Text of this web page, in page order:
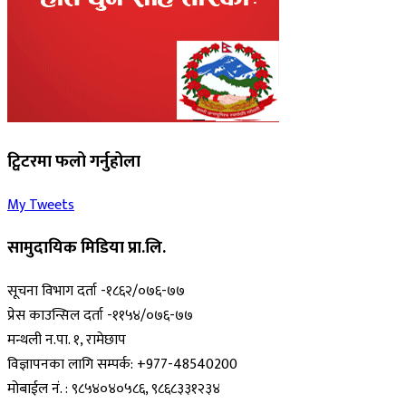
ट्विटरमा फलो गर्नुहोला
My Tweets
सामुदायिक मिडिया प्रा.लि.
सूचना विभाग दर्ता -१८६२/०७६-७७
प्रेस काउन्सिल दर्ता -११५४/०७६-७७
मन्थली न.पा. १, रामेछाप
विज्ञापनका लागि सम्पर्क: +977-48540200
मोबाईल नं. : ९८५४०४०५८६, ९८६८३३१२३४